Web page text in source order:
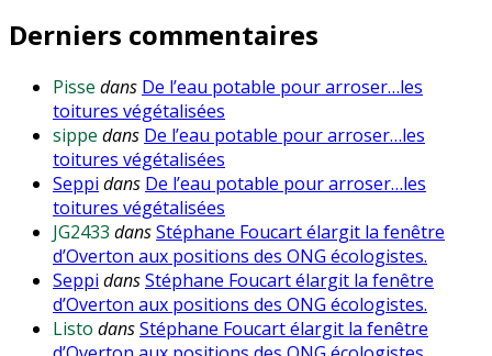
Derniers commentaires
Pisse dans De l’eau potable pour arroser…les
toitures végétalisées
sippe dans De l’eau potable pour arroser…les
toitures végétalisées
Seppi dans De l’eau potable pour arroser…les
toitures végétalisées
JG2433 dansStéphane Foucart élargit la fenêtre
d’Overton aux positions des ONG écologistes.
Seppi dansStéphane Foucart élargit la fenêtre
d’Overton aux positions des ONG écologistes.
Listo dansStéphane Foucart élargit la fenêtre